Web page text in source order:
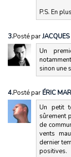
P.S. En
3.Posté par
Un
sinon une
4.Posté parÉRIC
Un petit
sûrement
de
vents
dernier
positives.